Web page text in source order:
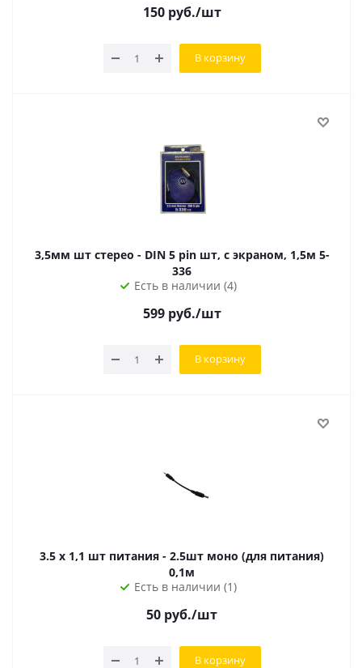
150руб./шт
В корзину
3,5мм шт стерео - DIN 5 pin шт, с экраном, 1,5м 5-
336
Есть в наличии (4)
599руб./шт
В корзину
3.5 х 1,1 шт питания - 2.5шт моно (для питания)
0,1м
Есть в наличии (1)
50 руб./шт
В корзину